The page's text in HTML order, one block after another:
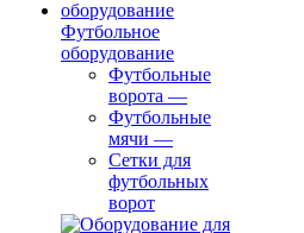
Футбольное
оборудование
Футбольные
ворота —
Футбольные
мячи —
Сетки для
футбольных
ворот